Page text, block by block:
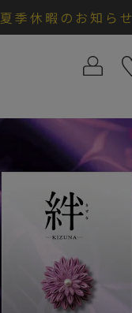
夏季休暇のお知らせ